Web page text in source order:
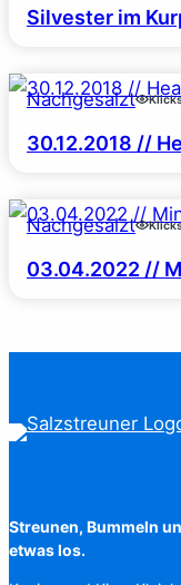
Silvester im
Nachgesalzt
30.12.2018 //
Nachgesalzt
03.04.2022 //
Streunen, Bummeln
etwas los.